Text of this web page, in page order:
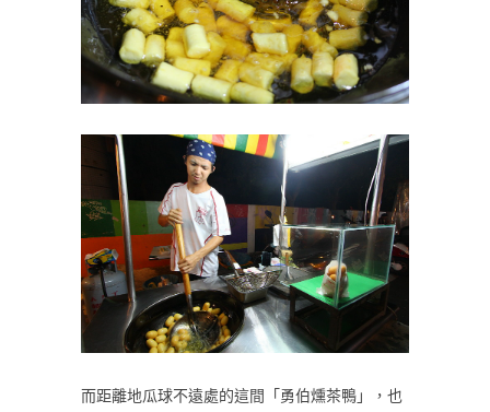
而距離地瓜球不遠處的這間「勇伯燻茶鴨」，也